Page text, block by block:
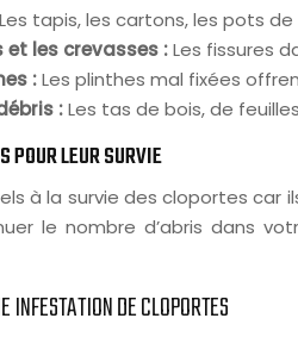
Les tapis, les cartons, les pots
et les crevasses :Les fissures
:Les plinthes mal fixées
:Les tas de bois, de
POUR LEUR SURVIE
à la survie des cloportes
le nombre d’abris dans
INFESTATION DE CLOPORTES